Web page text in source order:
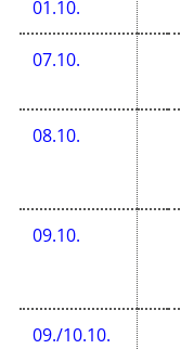
01.10.
07.10.
08.10.
09.10.
09./10.10.